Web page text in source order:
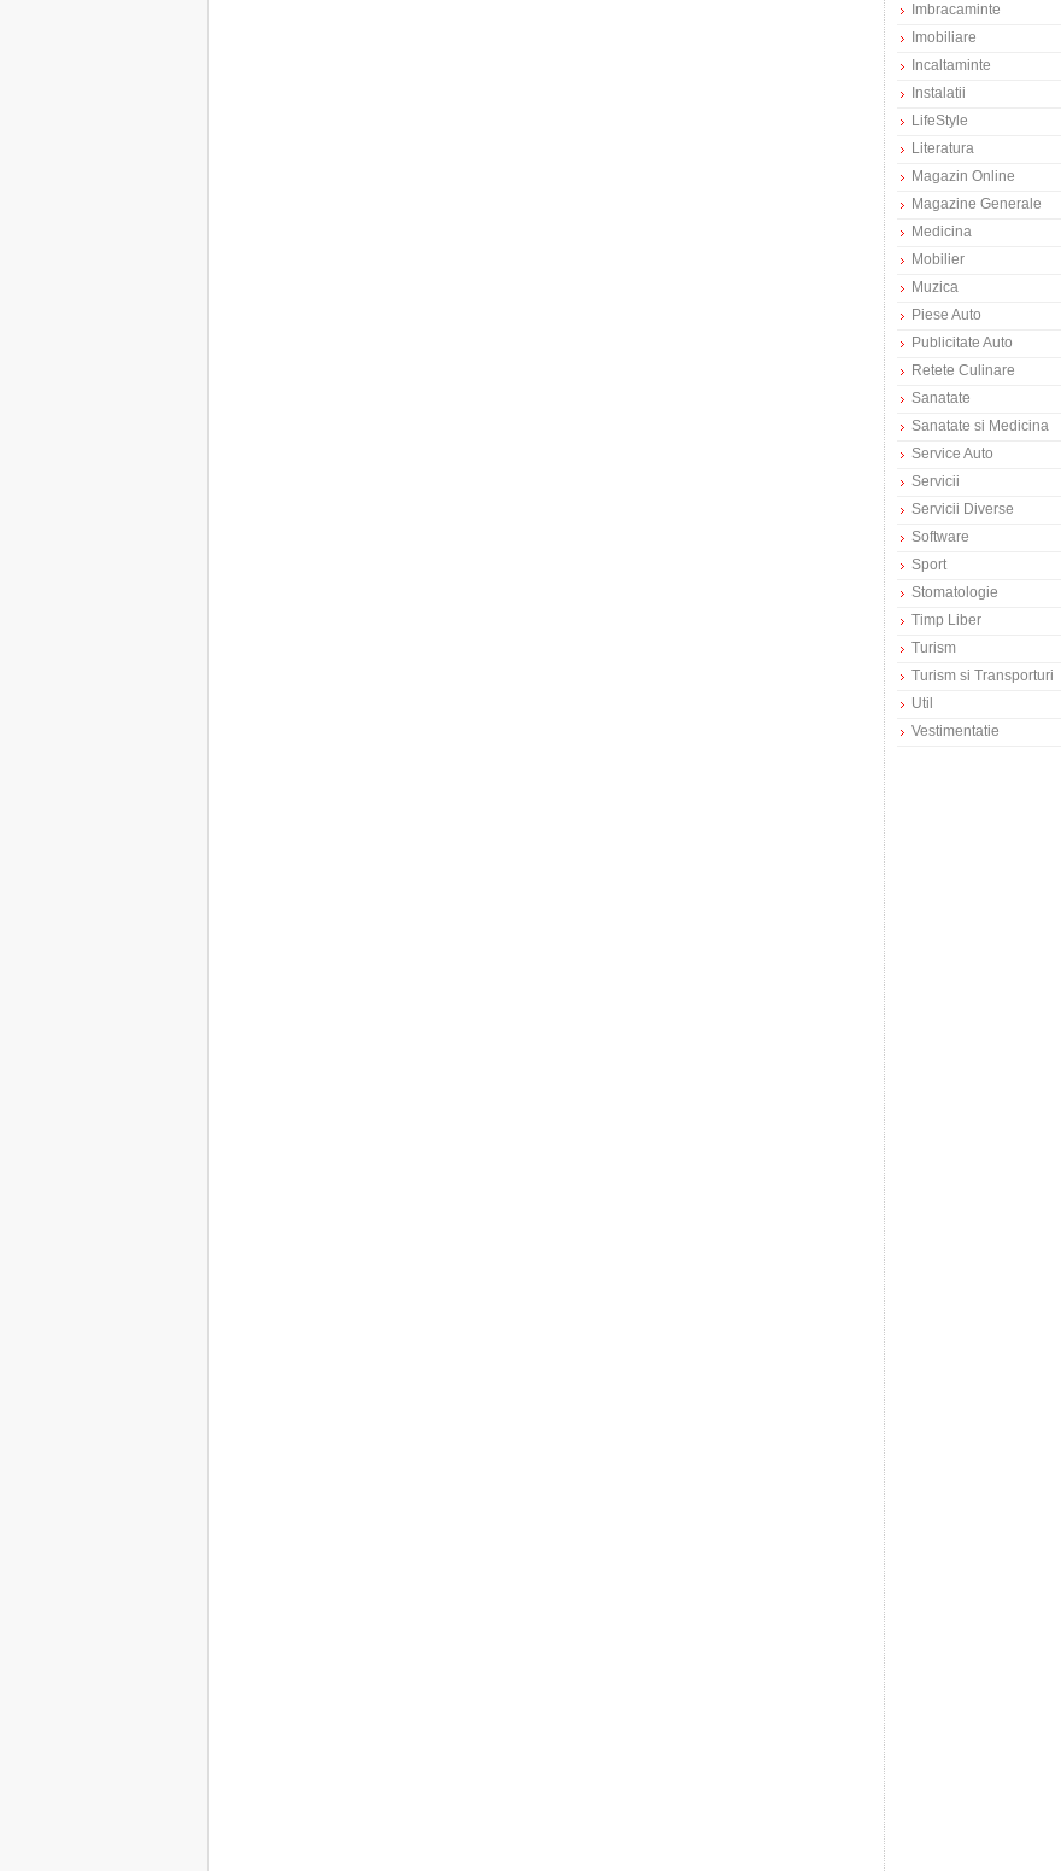
Imbracaminte
Imobiliare
Incaltaminte
Instalatii
LifeStyle
Literatura
Magazin Online
Magazine Generale
Medicina
Mobilier
Muzica
Piese Auto
Publicitate Auto
Retete Culinare
Sanatate
Sanatate si Medicina
Service Auto
Servicii
Servicii Diverse
Software
Sport
Stomatologie
Timp Liber
Turism
Turism si Transporturi
Util
Vestimentatie